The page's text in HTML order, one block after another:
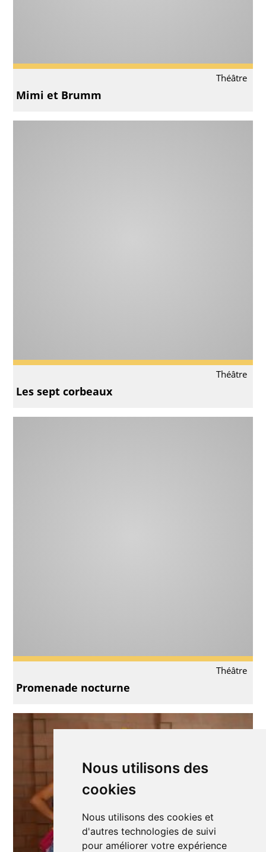
Nous utilisons des
cookies
Nous utilisons des cookies et
d'autres technologies de suivi
pour améliorer votre expérience
Théâtre
Mimi et Brumm
Théâtre
Les sept corbeaux
Théâtre
Promenade nocturne